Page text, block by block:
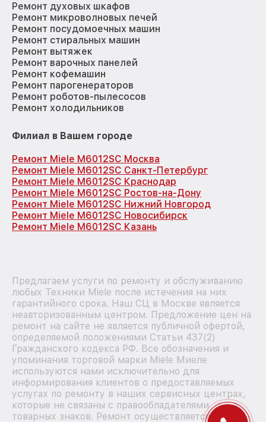
Ремонт духовых шкафов
Ремонт микроволновых печей
Ремонт посудомоечных машин
Ремонт стиральных машин
Ремонт вытяжек
Ремонт варочных панелей
Ремонт кофемашин
Ремонт парогенераторов
Ремонт роботов-пылесосов
Ремонт холодильников
Филиал в Вашем городе
Ремонт Miele M6012SC Москва
Ремонт Miele M6012SC Санкт-Петербург
Ремонт Miele M6012SC Краснодар
Ремонт Miele M6012SC Ростов-на-Дону
Ремонт Miele M6012SC Нижний Новгород
Ремонт Miele M6012SC Новосибирск
Ремонт Miele M6012SC Казань
Предлагаем услуги по ремонту и обслуживанию
любых Техники Miele после истечения на них
гарантийного срока. Наш СЦ в Москве является
неавторизованным центром. Предложение цен на
ремонт на сайте не является публичной офертой,
определяемой положениями Статьи 437(2)
Гражданского кодекса РФ. Все обозначения и
упоминания торговой марки Miele Миеле
используются нами исключительно для
информирования клиентов о предоставляемых
услугах по ремонту в наших сервисных центрах,
которые не связаны с правообладателями
товарных знаков. Ремонт осуществляется для